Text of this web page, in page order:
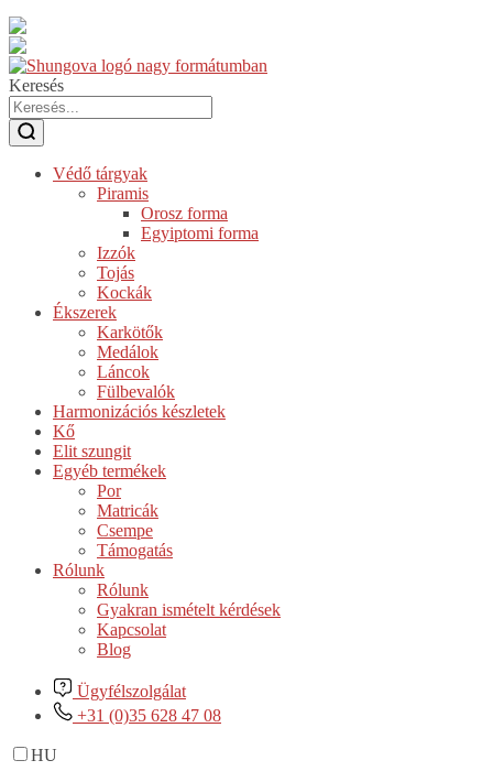
Keresés
Védő tárgyak
Piramis
Orosz forma
Egyiptomi forma
Izzók
Tojás
Kockák
Ékszerek
Karkötők
Medálok
Láncok
Fülbevalók
Harmonizációs készletek
Kő
Elit szungit
Egyéb termékek
Por
Matricák
Csempe
Támogatás
Rólunk
Rólunk
Gyakran ismételt kérdések
Kapcsolat
Blog
Ügyfélszolgálat
+31 (0)35 628 47 08
HU